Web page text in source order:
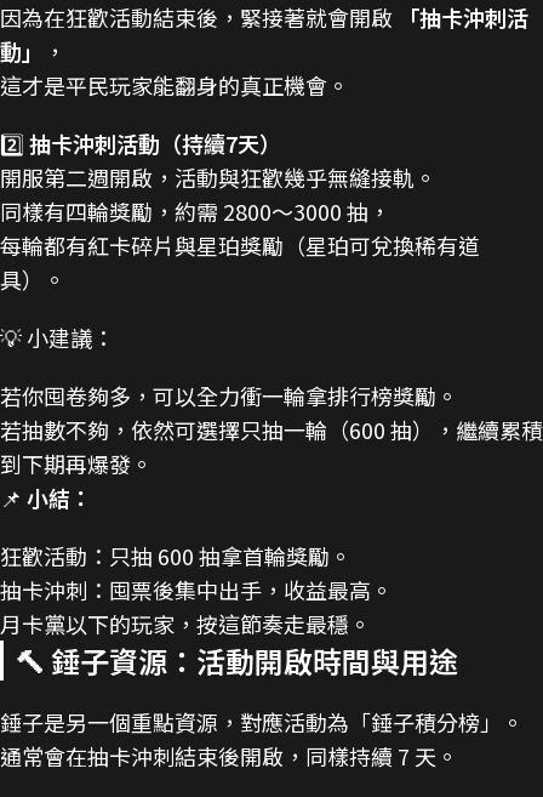
因為在狂歡活動結束後，緊接著就會開啟
「抽卡沖刺活
動」
，
這才是平民玩家能翻身的真正機會。
2️⃣抽卡沖刺活動（持續7天）
開服第二週開啟，活動與狂歡幾乎無縫接軌。
同樣有四輪獎勵，約需 2800～3000 抽，
每輪都有紅卡碎片與星珀獎勵（星珀可兌換稀有道
具）。
💡 小建議：
若你囤卷夠多，可以全力衝一輪拿排行榜獎勵。
若抽數不夠，依然可選擇只抽一輪（600 抽），繼續累積
到下期再爆發。
📌 小結：
狂歡活動：只抽 600 抽拿首輪獎勵。
抽卡沖刺：囤票後集中出手，收益最高。
月卡黨以下的玩家，按這節奏走最穩。
🔨 錘子資源：活動開啟時間與用途
錘子是另一個重點資源，對應活動為「錘子積分榜」。
通常會在抽卡沖刺結束後開啟，同樣持續 7 天。